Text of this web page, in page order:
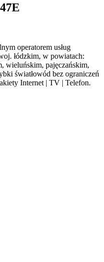
operatorem usług
łódzkim, w powiatach:
wieluńskim, pajęczańskim,
światłowód bez ograniczeń
Internet | TV | Telefon.